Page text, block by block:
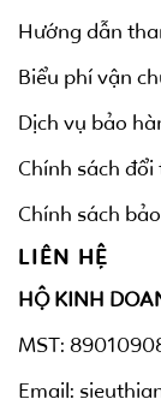
Hướng dẫn
Biểu phí vận
Dịch vụ bảo
Chính sách
Chính sách
LIÊN HỆ
HỘ KINH
MST:
Email: